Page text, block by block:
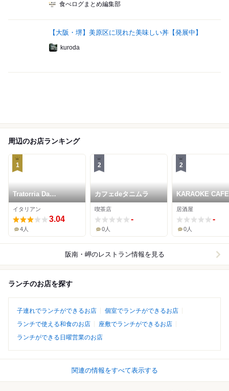
食べログまとめ編集部
【大阪・堺】美原区に現れた美味しい丼【発展中】
kuroda
周辺のお店ランキング
1
Tratorria Da
Pinocchio
イタリアン
3.04
4人
2
カフェdeタニムラ
喫茶店
-
0人
2
KARAOKE
レルヤ
居酒屋
-
0人
阪南・岬のレストラン情報を見る
ランチのお店を探す
子連れでランチができるお店
個室でランチができるお店
ランチで使える和食のお店
座敷でランチができるお店
ランチができる日曜営業のお店
関連の情報をすべて表示する